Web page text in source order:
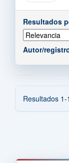
Resultados
Autor/
Resultados 1-